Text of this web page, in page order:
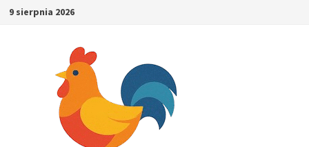
Skip9 sierpnia 2026